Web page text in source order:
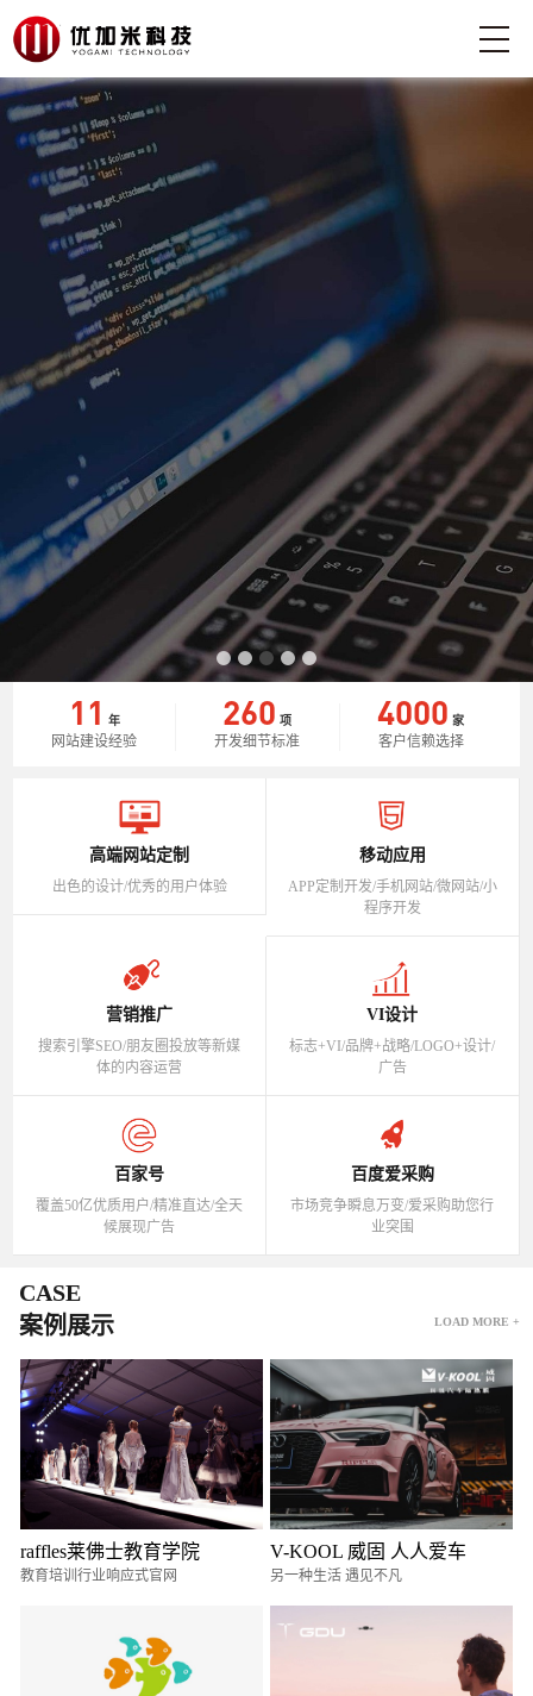
11 年
网站建设经验
260 项
开发细节标准
4000 家
客户信赖选择
高端网站定制
出色的设计/优秀的用户体验
移动应用
APP定制开发/手机网站/微网站/小
程序开发
营销推广
搜索引擎SEO/朋友圈投放等新媒
体的内容运营
VI设计
标志+VI/品牌+战略/LOGO+设计/
广告
百家号
覆盖50亿优质用户/精准直达/全天
候展现广告
百度爱采购
市场竞争瞬息万变/爱采购助您行
业突围
CASE
案例展示
LOAD MORE +
raffles莱佛士教育学院
教育培训行业响应式官网
V-KOOL 威固 人人爱车
另一种生活 遇见不凡